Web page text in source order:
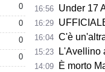
0
0
0
0
16:56 Under 17
16:29
16:04 C'è un'altra
15:23 L'Avellino
14:09 È morto